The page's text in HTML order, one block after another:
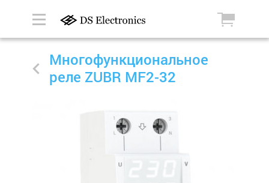
Многофункциональное
реле ZUBR MF2-32